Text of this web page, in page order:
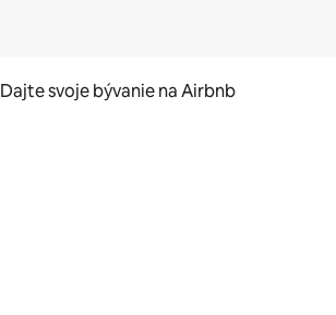
Dajte svoje bývanie na Airbnb